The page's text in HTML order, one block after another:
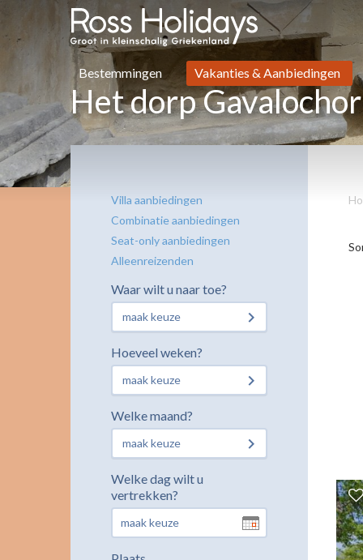
Bestemmingen Vakanties & Aanbiedingen
Het dorp
Villa aanbiedingen
Combinatie aanbiedingen
Seat-only aanbiedingen
Alleenreizenden
Waar wilt u naar toe?
maak keuze
Hoeveel weken?
maak keuze
Welke maand?
maak keuze
Welke dag wilt u
vertrekken?